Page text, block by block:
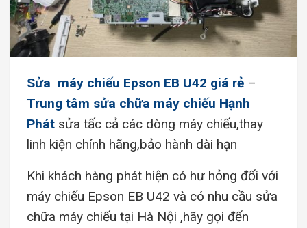
Sửa máy chiếu Epson EB U42 giá rẻ –
Trung tâm sửa chữa máy chiếu Hạnh
Phát sửa tấc cả các dòng máy chiếu,thay
linh kiện chính hãng,bảo hành dài hạn
Khi khách hàng phát hiện có hư hỏng đối với
máy chiếu Epson EB U42 và có nhu cầu sửa
chữa máy chiếu tại Hà Nội ,hãy gọi đến